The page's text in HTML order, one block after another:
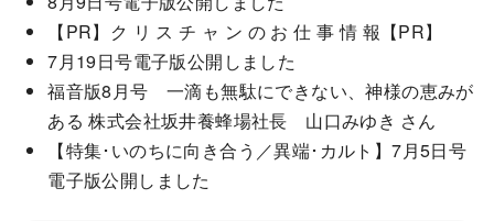
【PR】ク リ ス チ ャ ン の お 仕 事 情 報【PR】
7月19日号電子版公開しました
福音版8月号 一滴も無駄にできない、神様の恵みが
ある 株式会社坂井養蜂場社長 山口みゆき さん
【特集･いのちに向き合う／異端･カルト】7月5日号
電子版公開しました